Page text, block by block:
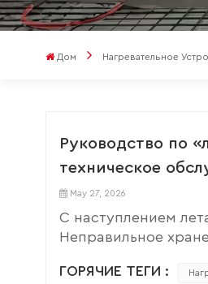
Дом Нагревательное
Руководство по
техническое
May 27, 2026
С наступлением
Неправильное
продлевает срок их
ГОРЯЧИЕ ТЕГИ :